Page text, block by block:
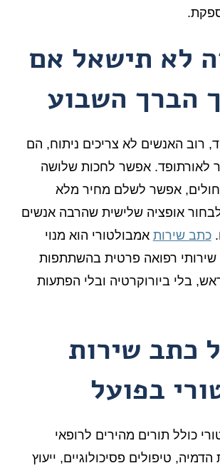
לא תישאל אם
הברך השבוע
רוב האנשים לא צריכים ניתוח, הם
לאורתופד. אפשר לחכות שלושה
אפשר לשלם מחיר מלא
אופציה שלישית שהרבה אנשים
כתב שירות אמבולטורי הוא מנוי
רפואה פרטית בהשתתפות
בלי ביורוקרטיה ובלי הפתעות
כתב שירות
בפועל
כולל תורים מהירים לרופאי
טיפולים פסיכולוגיים, ייעוץ